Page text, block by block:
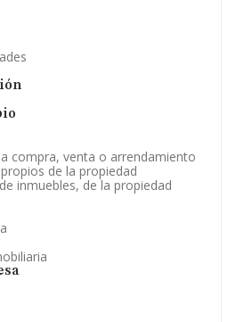
compra, venta o arrendamiento
de la propiedad
inmuebles, de la propiedad